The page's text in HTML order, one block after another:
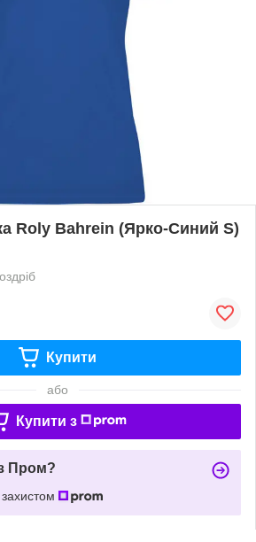
Roly Bahrein (Ярко-Синий S)
Купити
або
Купити з
Пром?